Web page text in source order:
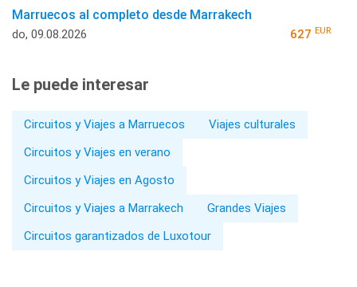
Marruecos al completo desde Marrakech
do, 09.08.2026 627 EUR
Le puede interesar
Circuitos y Viajes a Marruecos
Viajes culturales
Circuitos y Viajes en verano
Circuitos y Viajes en Agosto
Circuitos y Viajes a Marrakech
Grandes Viajes
Circuitos garantizados de Luxotour